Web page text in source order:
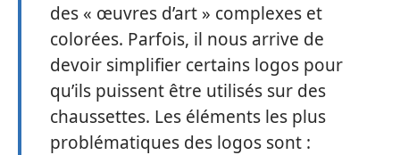
des « œuvres d’art » complexes et
colorées. Parfois, il nous arrive de
devoir simplifier certains logos pour
qu’ils puissent être utilisés sur des
chaussettes. Les éléments les plus
problématiques des logos sont :